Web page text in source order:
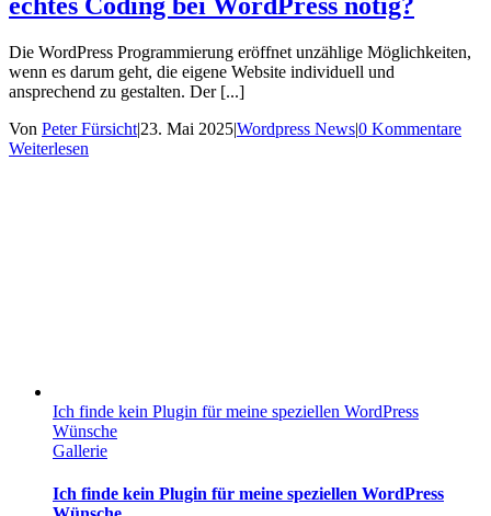
Die WordPress Programmierung eröffnet unzählige Möglichkeiten,
wenn es darum geht, die eigene Website individuell und
ansprechend zu gestalten. Der [...]
Von Peter Fürsicht|23. Mai 2025|Wordpress News|0 Kommentare
Weiterlesen
Ich finde kein Plugin für meine speziellen WordPress
Wünsche
Gallerie
Ich finde kein Plugin für meine speziellen WordPress